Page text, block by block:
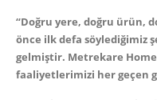
“Doğru yere, doğru ürün,
önce ilk defa söylediğimiz
gelmiştir. Metrekare
faaliyetlerimizi her geçen